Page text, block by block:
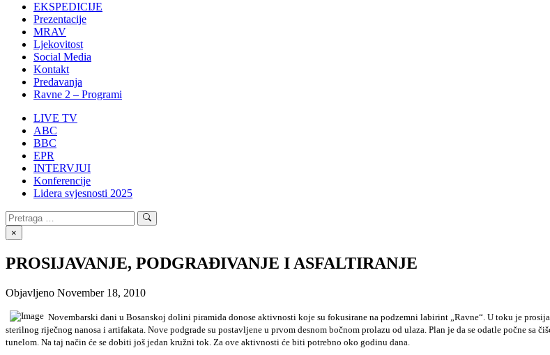
EKSPEDICIJE
Prezentacije
MRAV
Ljekovitost
Social Media
Kontakt
Predavanja
Ravne 2 – Programi
LIVE TV
ABC
BBC
EPR
INTERVJUI
Konferencije
Lidera svjesnosti 2025
Search
for:
Search
×
PROSIJAVANJE, PODGRAĐIVANJE I ASFALTIRANJE
Objavljeno November 18, 2010
Novembarski dani u Bosanskoj dolini piramida donose aktivnosti koje su fokusirane na podzemni labirint „Ravne“. U toku je
sterilnog riječnog nanosa i artifakata. Nove podgrade su postavljene u prvom desnom bočnom prolazu od ulaza. Plan je da se odatle počne sa
tunelom. Na taj način će se dobiti još jedan kružni tok. Za ove aktivnosti će biti potrebno oko godinu dana.